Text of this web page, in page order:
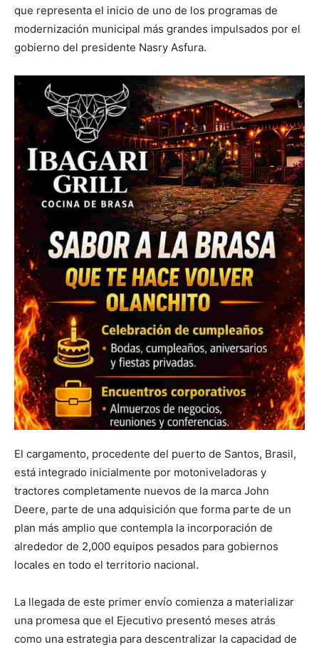
que representa el inicio de uno de los programas de
modernización municipal más grandes impulsados por el
gobierno del presidente Nasry Asfura.
El cargamento, procedente del puerto de Santos, Brasil,
está integrado inicialmente por motoniveladoras y
tractores completamente nuevos de la marca John
Deere, parte de una adquisición que forma parte de un
plan más amplio que contempla la incorporación de
alrededor de 2,000 equipos pesados para gobiernos
locales en todo el territorio nacional.
La llegada de este primer envío comienza a materializar
una promesa que el Ejecutivo presentó meses atrás
como una estrategia para descentralizar la capacidad de